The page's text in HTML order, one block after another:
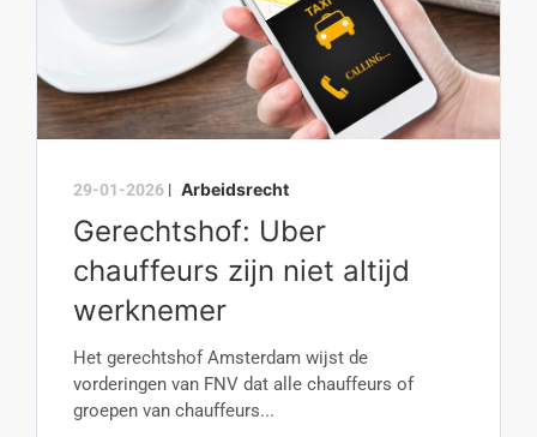
29-01-2026 | Arbeidsrecht
Gerechtshof: Uber
chauffeurs zijn niet altijd
werknemer
Het gerechtshof Amsterdam wijst de
vorderingen van FNV dat alle chauffeurs of
groepen van chauffeurs...